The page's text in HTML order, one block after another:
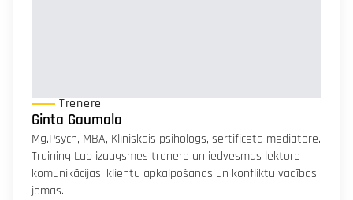
Trenere
Ginta Gaumala
Mg.Psych, MBA, Klīniskais psihologs, sertificēta mediatore.
Training Lab izaugsmes trenere un iedvesmas lektore
komunikācijas, klientu apkalpošanas un konfliktu vadības
jomās.